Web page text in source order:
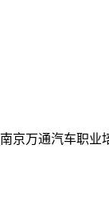
万通汽车职业